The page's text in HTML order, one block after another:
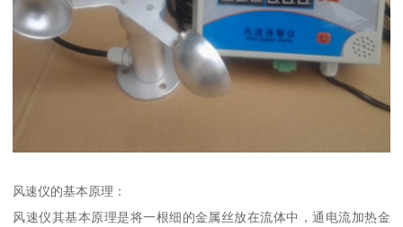
风速仪的基本原理：
风速仪其基本原理是将一根细的金属丝放在流体中，通电流加热金